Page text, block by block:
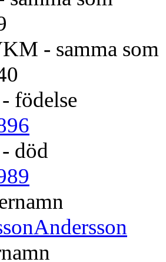
- samma som
födelse
död
Andersson